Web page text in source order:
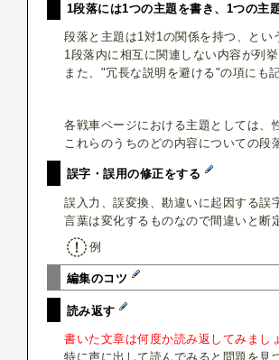
1段落には1つの主題を書き、1つの主
段落と主題は1対1の関係を持つ、とい
1段落内に相互に関連しない内容が列
また、"冗長な説明を避ける"の項にも
各戦車ページにおける主題としては、
これらのうちのどの内容についての段
誤字・誤用の修正をする
誤入力、誤変換、勘違いに起因する誤
言葉は変化するものなので間違いと断
例
編集のコツ
読み返す
書いた文章は何度か読み返してみまし
特に声に出して読んでみると問題を見